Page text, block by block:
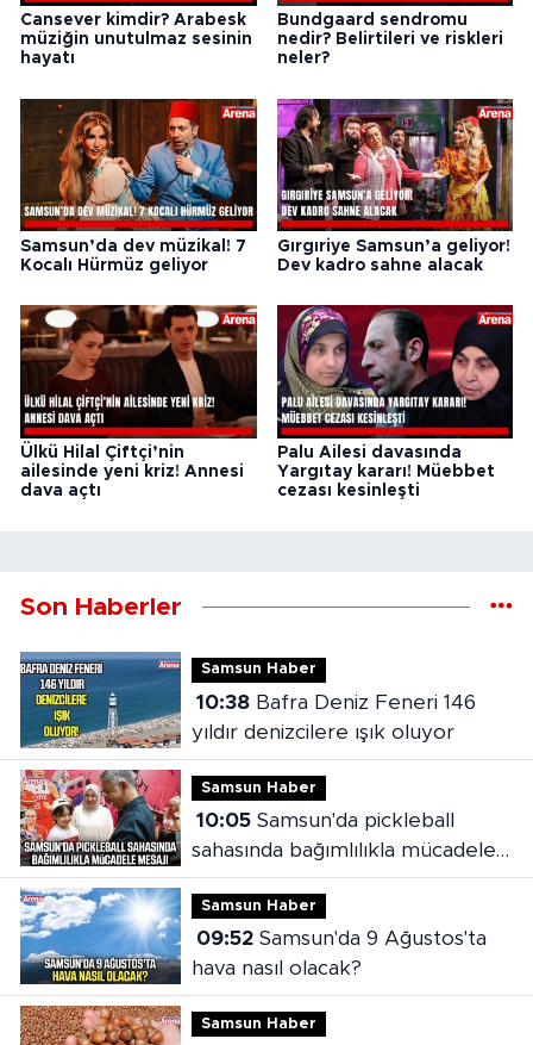
Cansever kimdir? Arabesk
müziğin unutulmaz sesinin
hayatı
Bundgaard sendromu
nedir? Belirtileri ve riskleri
neler?
Samsun’da dev müzikal! 7
Kocalı Hürmüz geliyor
Gırgıriye Samsun’a geliyor!
Dev kadro sahne alacak
Ülkü Hilal Çiftçi’nin
ailesinde yeni kriz! Annesi
dava açtı
Palu Ailesi davasında
Yargıtay kararı! Müebbet
cezası kesinleşti
Son Haberler
Samsun Haber
10:38Bafra Deniz Feneri 146
yıldır denizcilere ışık oluyor
Samsun Haber
10:05Samsun'da pickleball
sahasında bağımlılıkla mücadele
mesajı
Samsun Haber
09:52Samsun'da 9 Ağustos'ta
hava nasıl olacak?
Samsun Haber